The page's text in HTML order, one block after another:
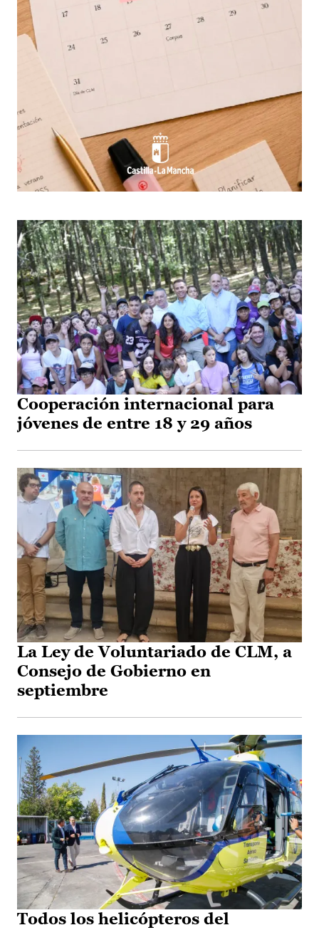
Cooperación internacional para
jóvenes de entre 18 y 29 años
La Ley de Voluntariado de CLM, a
Consejo de Gobierno en
septiembre
Todos los helicópteros del